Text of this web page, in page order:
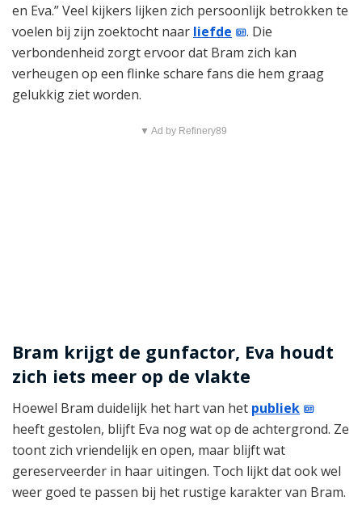
en Eva.” Veel kijkers lijken zich persoonlijk betrokken te
voelen bij zijn zoektocht naar liefde
. Die
verbondenheid zorgt ervoor dat Bram zich kan
verheugen op een flinke schare fans die hem graag
gelukkig ziet worden.
▼ Ad by Refinery89
Bram krijgt de gunfactor, Eva houdt
zich iets meer op de vlakte
Hoewel Bram duidelijk het hart van het publiek
heeft gestolen, blijft Eva nog wat op de achtergrond. Ze
toont zich vriendelijk en open, maar blijft wat
gereserveerder in haar uitingen. Toch lijkt dat ook wel
weer goed te passen bij het rustige karakter van Bram.